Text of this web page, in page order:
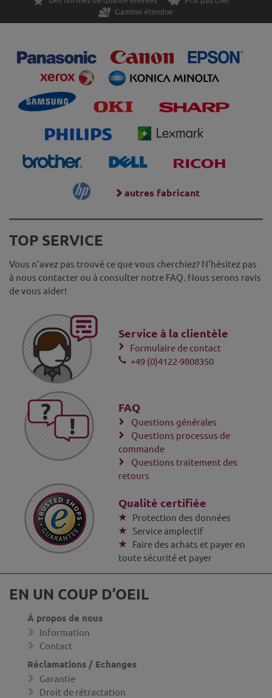
Gamme étendue
autres fabricant
TOP SERVICE
Vous n'avez pas trouvé ce que vous cherchiez? N'hésitez pas
à nous contacter ou à consulter notre FAQ. Nous serons ravis
de vous aider!
Service à la clientèle
Formulaire de contact
+49 (0)4122-9808350
FAQ
Questions générales
Questions processus de
commande
Questions traitement des
retours
Qualité certifiée
Protection des données
Service amplectif
Faire des achats et payer en
toute sécurité et payer
EN UN COUP D’OEIL
À propos de nous
Information
Contact
Réclamations / Echanges
Garantie
Droit de rétractation